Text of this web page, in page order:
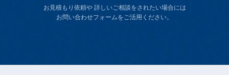
お見積もり依頼や 詳しいご相談をされたい場合には
お問い合わせフォームをご活用ください。